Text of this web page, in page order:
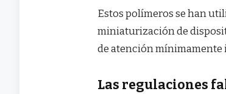
Estos polímeros se han
miniaturización de
de atención mínimamente
Las regulaciones